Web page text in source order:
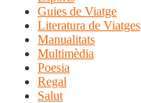
Guies de Viatge
Literatura de Viatges
Manualitats
Multimèdia
Poesia
Regal
Salut